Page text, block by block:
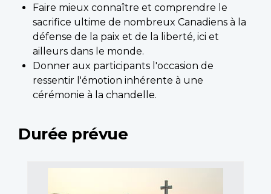
Faire mieux connaître et comprendre le
sacrifice ultime de nombreux Canadiens à la
défense de la paix et de la liberté, ici et
ailleurs dans le monde.
Donner aux participants l'occasion de
ressentir l'émotion inhérente à une
cérémonie à la chandelle.
Durée prévue